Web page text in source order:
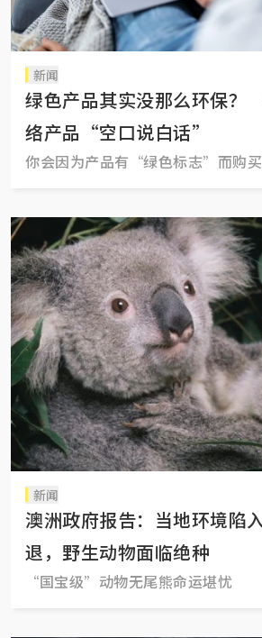
新闻
绿色产品其实没那么环保？
络产品“空口说白话”
你会因为产品有“绿色标志”而购买
新闻
澳洲政府报告：当地环境
退，野生动物面临绝种
“国宝级”动物无尾熊命运堪忧